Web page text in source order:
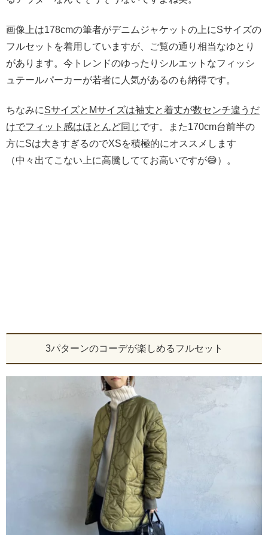
画像上は178cmの筆者がデニムジャケットの上にSサイズの
フルセットを着用していますが、ご覧の通り相当なゆとり
があります。今トレンドのゆったりシルエットなフィッシ
ュテールパーカーが若者に人気があるのも納得です。
ちなみにSサイズとMサイズは袖丈と着丈が数センチ違うだ
けでフィット感はほとんど同じです。また170cm台前半の
方にSは大きすぎるのでXSを積極的にオススメします
（中々出てこない上に高騰しててお高いですが😅）。
3パターンのコーデが楽しめるフルセット